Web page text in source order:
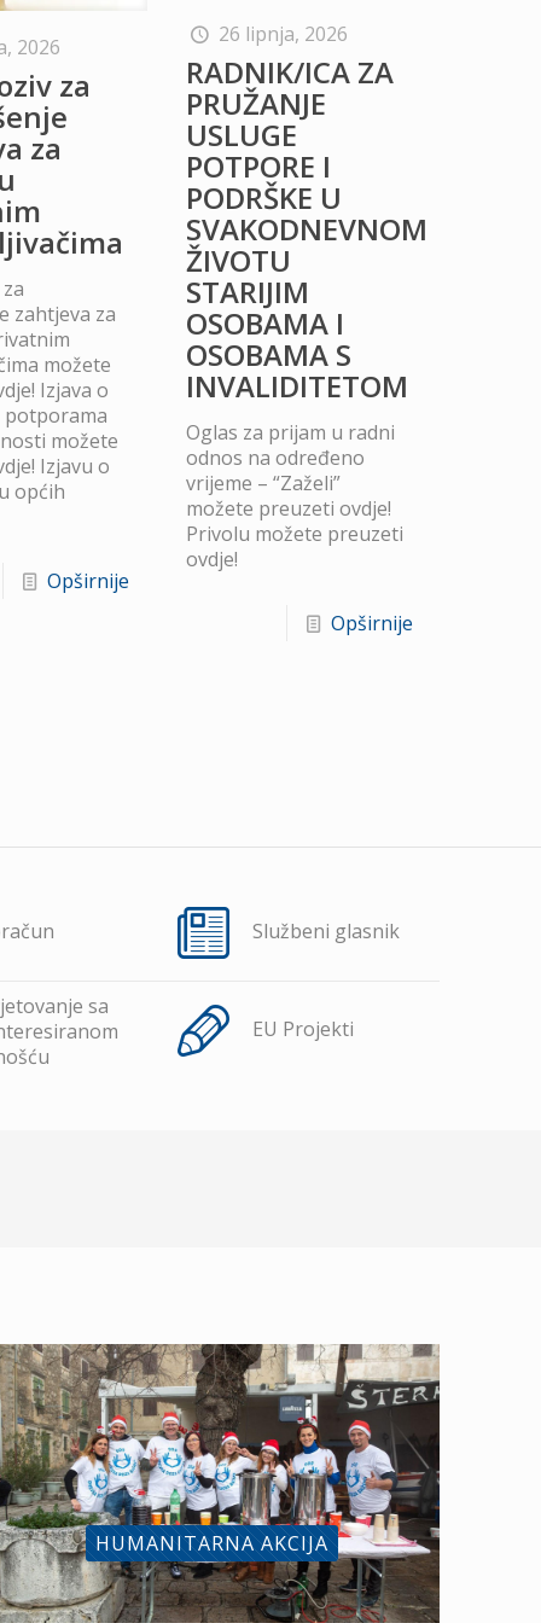
2026
za
za
zahtjeva za
možete
Izjava o
možete
Izjavu o
općih
Opširnije
26 lipnja, 2026
RADNIK/ICA ZA
PRUŽANJE
USLUGE
POTPORE I
PODRŠKE U
SVAKODNEVNOM
ŽIVOTU
STARIJIM
OSOBAMA I
OSOBAMA S
INVALIDITETOM
Oglas za prijam u radni
odnos na određeno
vrijeme – “Zaželi”
možete preuzeti ovdje!
Privolu možete preuzeti
ovdje!
Opširnije
Službeni glasnik
sa
EU Projekti
HUMANITARNA AKCIJA